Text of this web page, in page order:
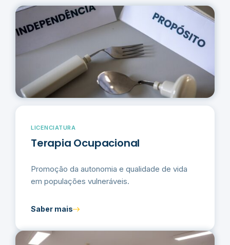
LICENCIATURA
Terapia Ocupacional
Promoção da autonomia e qualidade de vida
em populações vulneráveis.
Saber mais